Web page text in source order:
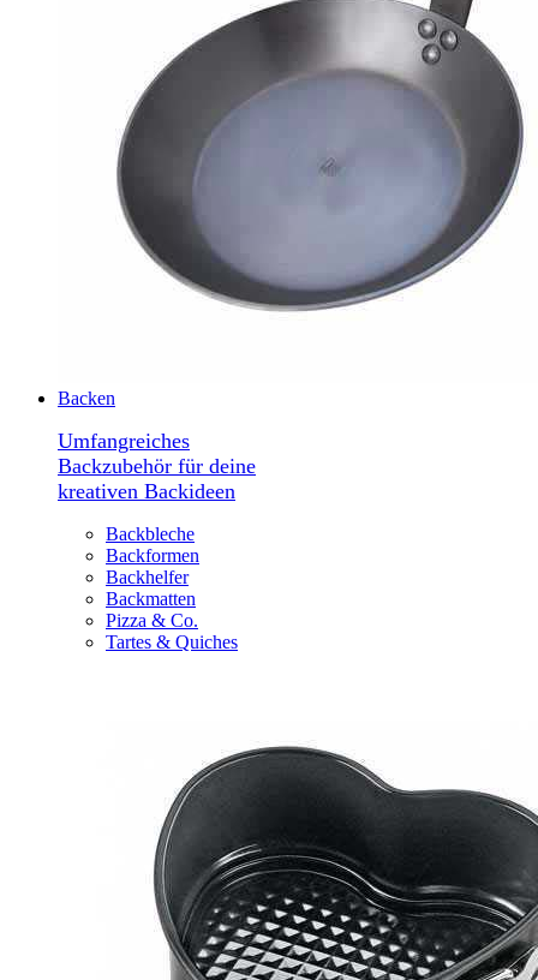
Backen
Umfangreiches
Backzubehör für deine
kreativen Backideen
Backbleche
Backformen
Backhelfer
Backmatten
Pizza & Co.
Tartes & Quiches